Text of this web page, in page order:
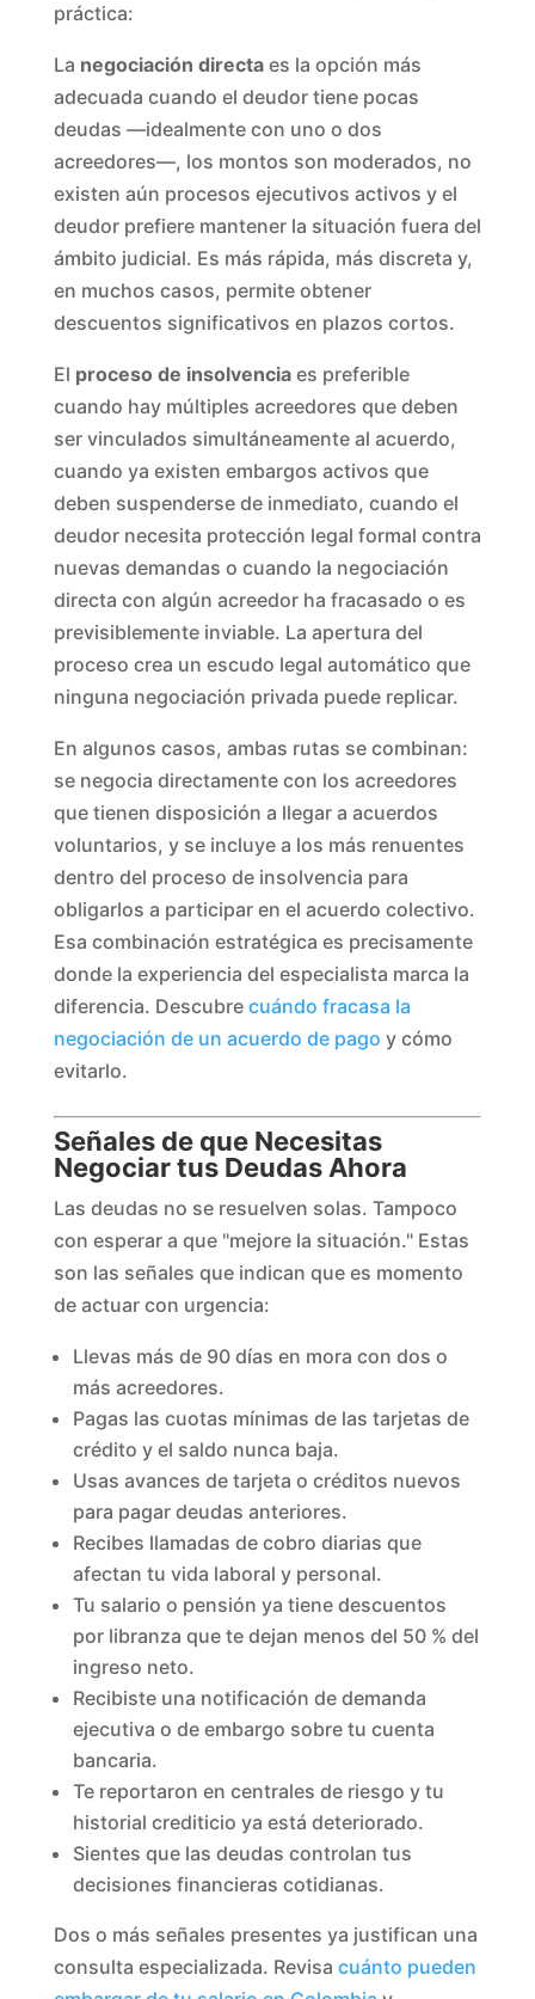
práctica:
La negociación directaes la opción más
adecuada cuando el deudor tiene pocas
deudas —idealmente con uno o dos
acreedores—, los montos son moderados, no
existen aún procesos ejecutivos activos y el
deudor prefiere mantener la situación fuera del
ámbito judicial. Es más rápida, más discreta y,
en muchos casos, permite obtener
descuentos significativos en plazos cortos.
El proceso de insolvenciaes preferible
cuando hay múltiples acreedores que deben
ser vinculados simultáneamente al acuerdo,
cuando ya existen embargos activos que
deben suspenderse de inmediato, cuando el
deudor necesita protección legal formal contra
nuevas demandas o cuando la negociación
directa con algún acreedor ha fracasado o es
previsiblemente inviable. La apertura del
proceso crea un escudo legal automático que
ninguna negociación privada puede replicar.
En algunos casos, ambas rutas se combinan:
se negocia directamente con los acreedores
que tienen disposición a llegar a acuerdos
voluntarios, y se incluye a los más renuentes
dentro del proceso de insolvencia para
obligarlos a participar en el acuerdo colectivo.
Esa combinación estratégica es precisamente
donde la experiencia del especialista marca la
diferencia. Descubre cuándo fracasa la
negociación de un acuerdo de pago y cómo
evitarlo.
Señales de que Necesitas
Negociar tus Deudas Ahora
Las deudas no se resuelven solas. Tampoco
con esperar a que "mejore la situación." Estas
son las señales que indican que es momento
de actuar con urgencia:
Llevas más de 90 días en mora con dos o
más acreedores.
Pagas las cuotas mínimas de las tarjetas de
crédito y el saldo nunca baja.
Usas avances de tarjeta o créditos nuevos
para pagar deudas anteriores.
Recibes llamadas de cobro diarias que
afectan tu vida laboral y personal.
Tu salario o pensión ya tiene descuentos
por libranza que te dejan menos del 50 % del
ingreso neto.
Recibiste una notificación de demanda
ejecutiva o de embargo sobre tu cuenta
bancaria.
Te reportaron en centrales de riesgo y tu
historial crediticio ya está deteriorado.
Sientes que las deudas controlan tus
decisiones financieras cotidianas.
Dos o más señales presentes ya justifican una
consulta especializada. Revisa cuánto pueden